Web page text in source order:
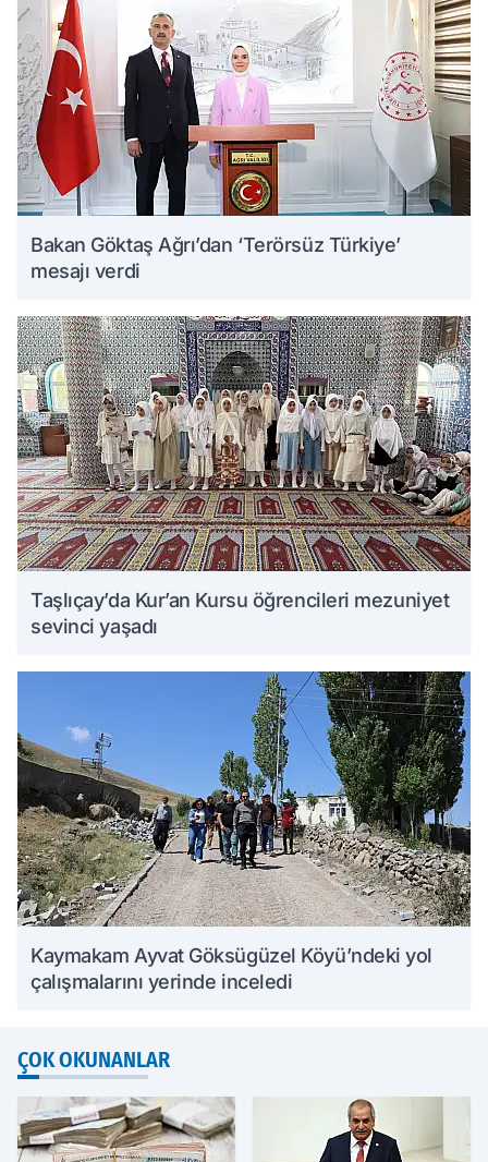
Bakan Göktaş Ağrı’dan ‘Terörsüz Türkiye’
mesajı verdi
Taşlıçay’da Kur’an Kursu öğrencileri mezuniyet
sevinci yaşadı
Kaymakam Ayvat Göksügüzel Köyü’ndeki yol
çalışmalarını yerinde inceledi
ÇOK OKUNANLAR